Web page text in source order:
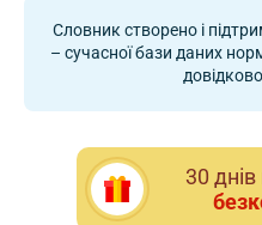
Словник створено і
– сучасної бази даних
30 днiв